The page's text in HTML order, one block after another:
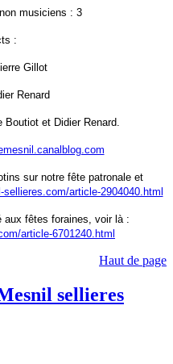
musiciens : 3
:
Gillot
Renard
Boutiot et Didier Renard.
sur notre fête patronale et
sellieres.com/article-2904040.html
aux fêtes foraines, voir là :
article-6701240.html
Haut de page
sellieres